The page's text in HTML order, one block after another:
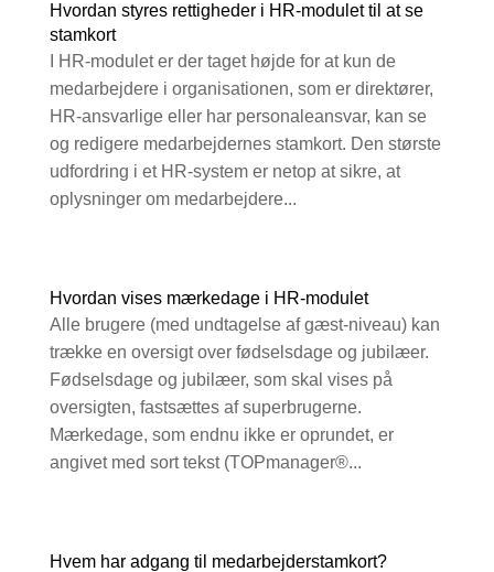
Hvordan styres rettigheder i HR-modulet til at se
stamkort
I HR-modulet er der taget højde for at kun de
medarbejdere i organisationen, som er direktører,
HR-ansvarlige eller har personaleansvar, kan se
og redigere medarbejdernes stamkort. Den største
udfordring i et HR-system er netop at sikre, at
oplysninger om medarbejdere...
Hvordan vises mærkedage i HR-modulet
Alle brugere (med undtagelse af gæst-niveau) kan
trække en oversigt over fødselsdage og jubilæer.
Fødselsdage og jubilæer, som skal vises på
oversigten, fastsættes af superbrugerne.
Mærkedage, som endnu ikke er oprundet, er
angivet med sort tekst (TOPmanager®...
Hvem har adgang til medarbejderstamkort?